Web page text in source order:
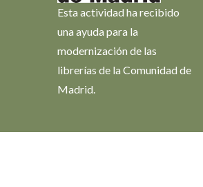
Esta actividad ha recibido
una ayuda para la
modernización de las
librerías de la Comunidad de
Madrid.